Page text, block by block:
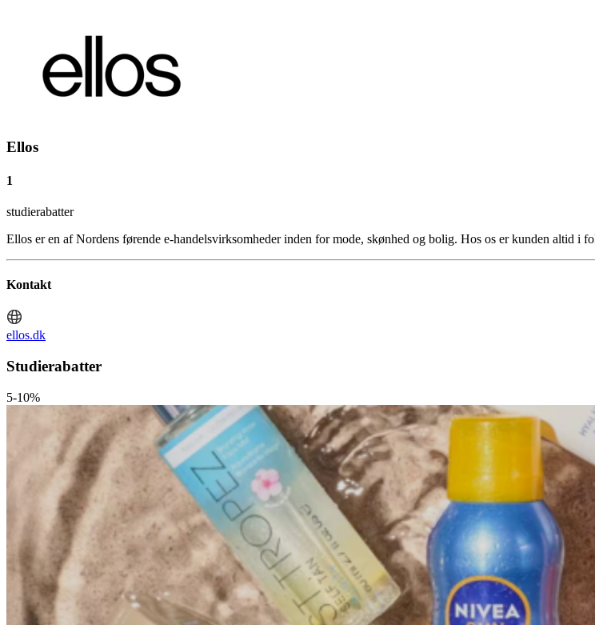
Ellos
1
studierabatter
Ellos er en af Nordens førende e-handelsvirksomheder inden for mode, skønhed og bolig. Hos os er kunden altid
Kontakt
ellos.dk
Studierabatter
5-10%